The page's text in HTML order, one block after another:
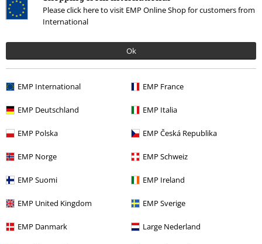
Please click here to visit EMP Online Shop for customers from
International
Ok
EMP International EMP France
EMP Deutschland EMP Italia
EMP Polska EMP Česká Republika
EMP Norge EMP Schweiz
EMP Suomi EMP Ireland
EMP United Kingdom EMP Sverige
EMP Danmark Large Nederland
Třídit podle
Datum Nápomocný
Dana B.
Publikováno: Středa, 04.05.2016
Dobrý kup :)
Pomohlo Vám toto hodnocení?